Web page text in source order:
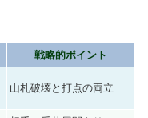
戦略的ポイント
山札破壊と打点の両立